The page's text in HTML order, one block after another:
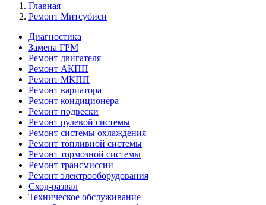
Главная
Ремонт Митсубиси
Меню
Ремонт
слева
Диагностика
Замена ГРМ
Ремонт двигателя
Ремонт АКПП
Ремонт МКПП
Ремонт вариатора
Ремонт кондиционера
Ремонт подвески
Ремонт рулевой системы
Ремонт системы охлаждения
Ремонт топливной системы
Ремонт тормозной системы
Ремонт трансмиссии
Ремонт электрооборудования
Сход-развал
Техническое обслуживание